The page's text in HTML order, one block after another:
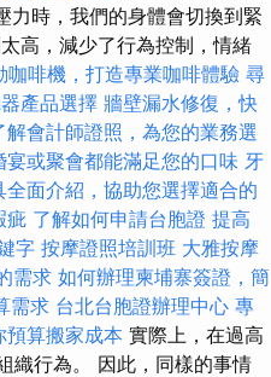
時，我們的身體會切換到緊
高，減少了行為控制，情緒
咖啡機，打造專業咖啡體驗 尋
產品選擇 牆壁漏水修復，快
解會計師證照，為您的業務選
或聚會都能滿足您的口味 牙
全面介紹，協助您選擇適合的
疵 了解如何申請台胞證 提高
字 按摩證照培訓班 大雅按摩
需求 如何辦理柬埔寨簽證，簡
需求 台北台胞證辦理中心 專
算搬家成本 實際上，在過高
織行為。 因此，同樣的事情